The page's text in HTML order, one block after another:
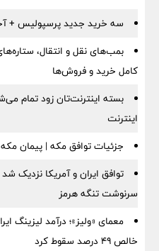
سه خرید جدید پرسپولیس +
بمب‌های نقل و انتقال،
کامل خرید و فروش‌ها
بسته اینترنت‌تان زود تمام
اینترنت
جزئیات توافق مکه | پیمان مکه
توافق ایران و آمریکا نزدیک
سرنوشت تنگه هرمز
خالص ۴۹ درصد سقوط کرد